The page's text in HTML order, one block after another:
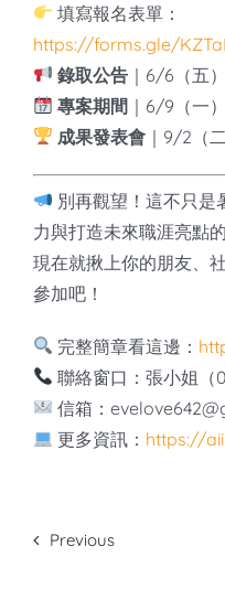
填寫報名表單：
https://forms.gle/
錄取公告 ｜6/6（五）
專案期間 ｜6/9（一
成果發表會 ｜9/2（
別再觀望！這不只是
力與打造未來職涯亮點
現在就揪上你的朋友、
參加吧！
完整簡章看這邊：
聯絡窗口：張小姐（
信箱：
更多資訊： https://
Previous